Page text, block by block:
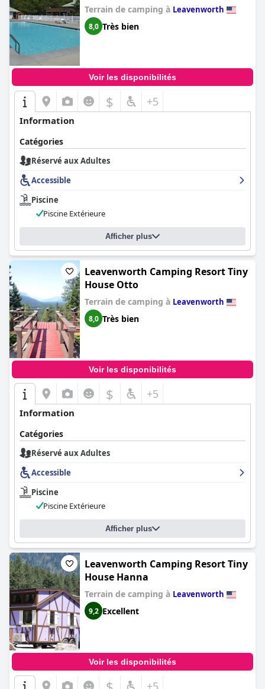
Terrain de camping à Leavenworth
8,0 Très bien
Voir les disponibilités
$ +5
Information
Catégories
Réservé aux Adultes
Accessible
Piscine
Piscine Extérieure
Afficher plus
Leavenworth Camping Resort Tiny
House Otto
Terrain de camping à Leavenworth
8,0 Très bien
Voir les disponibilités
$ +5
Information
Catégories
Réservé aux Adultes
Accessible
Piscine
Piscine Extérieure
Afficher plus
Leavenworth Camping Resort Tiny
House Hanna
Terrain de camping à Leavenworth
9,2 Excellent
Voir les disponibilités
+5